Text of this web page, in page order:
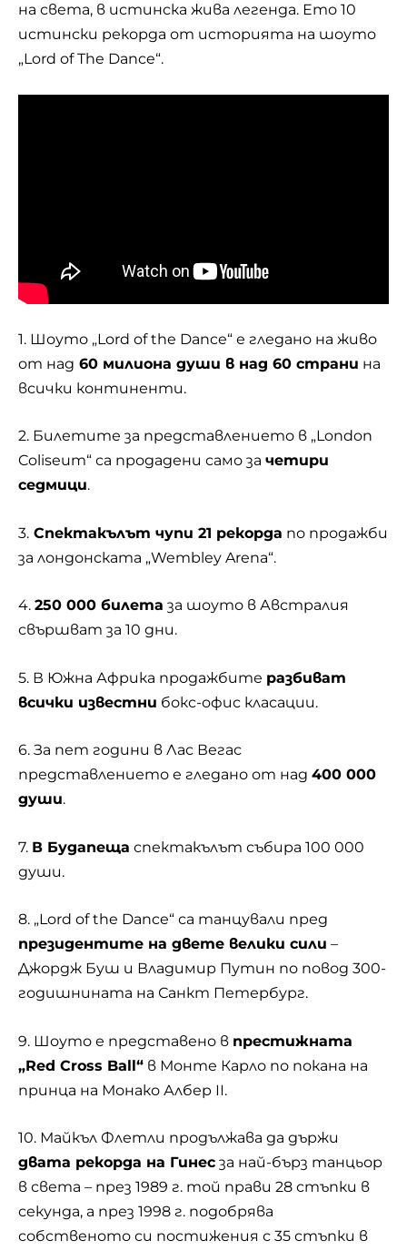
на света, в истинска жива легенда. Ето 10
истински рекорда от историята на шоуто
„Lord of The Dance“.
1. Шоуто „Lord of the Dance“ е гледано на живо
от над 60 милиона души в над 60 страни на
всички континенти.
2. Билетите за представлението в „London
Coliseum“ са продадени само за четири
седмици.
3. Спектакълът чупи 21 рекорда по продажби
за лондонската „Wembley Arena“.
4. 250 000 билета за шоуто в Австралия
свършват за 10 дни.
5. В Южна Африка продажбите разбиват
всички известни бокс-офис класации.
6. За пет години в Лас Вегас
представлението е гледано от над 400 000
души.
7. В Будапеща спектакълът събира 100 000
души.
8. „Lord of the Dance“ са танцували пред
президентите на двете велики сили –
Джордж Буш и Владимир Путин по повод 300-
годишнината на Санкт Петербург.
9. Шоуто е представено в престижната
„Red Cross Ball“ в Монте Карло по покана на
принца на Монако Албер ІІ.
10. Майкъл Флетли продължава да държи
двата рекорда на Гинес за най-бърз танцьор
в света – през 1989 г. той прави 28 стъпки в
секунда, а през 1998 г. подобрява
собственото си постижения с 35 стъпки в